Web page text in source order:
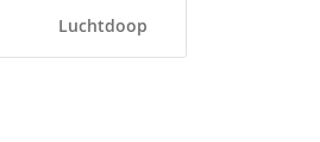
Luchtdoop